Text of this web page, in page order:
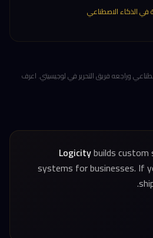
في الذكاء الاصطناعي
وراجعه فريق التحرير في لوجيسيتي. اعرف
Logicitybuilds
systems for businesses. If